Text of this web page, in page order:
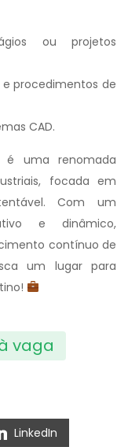
ou projetos
procedimentos de
CAD.
é uma renomada
focada em
Com um
e dinâmico,
contínuo de
um lugar para
vaga
LinkedIn